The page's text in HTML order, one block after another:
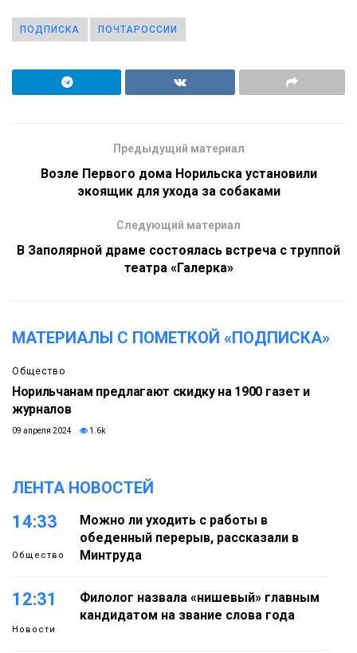
ПОДПИСКА ПОЧТАРОССИИ
Предыдущий материал
Возле Первого дома Норильска установили
экоящик для ухода за собаками
Следующий материал
В Заполярной драме состоялась встреча с труппой
театра «Галерка»
МАТЕРИАЛЫ С ПОМЕТКОЙ «ПОДПИСКА»
Общество
Норильчанам предлагают скидку на 1900 газет и
журналов
09 апреля 2024 1.6k
ЛЕНТА НОВОСТЕЙ
14:33
Общество
Можно ли уходить с работы в
обеденный перерыв, рассказали в
Минтруда
12:31
Новости
Филолог назвала «нишевый» главным
кандидатом на звание слова года